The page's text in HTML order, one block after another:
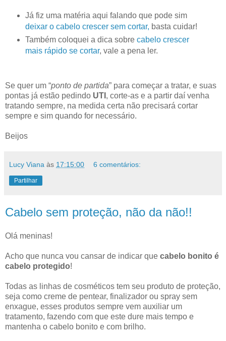
Já fiz uma matéria aqui falando que pode sim
deixar o cabelo crescer sem cortar, basta cuidar!
Também coloquei a dica sobre cabelo crescer
mais rápido se cortar, vale a pena ler.
Se quer um “ponto de partida” para começar a tratar, e suas
pontas já estão pedindo UTI , corte-as e a partir daí venha
tratando sempre, na medida certa não precisará cortar
sempre e sim quando for necessário.
Beijos
Lucy Viana às 17:15:00 6 comentários:
Partilhar
Cabelo sem proteção, não da não!!
Olá meninas!
Acho que nunca vou cansar de indicar que cabelo bonito é
cabelo protegido!
Todas as linhas de cosméticos tem seu produto de proteção,
seja como creme de pentear, finalizador ou spray sem
enxague, esses produtos sempre vem auxiliar um
tratamento, fazendo com que este dure mais tempo e
mantenha o cabelo bonito e com brilho.